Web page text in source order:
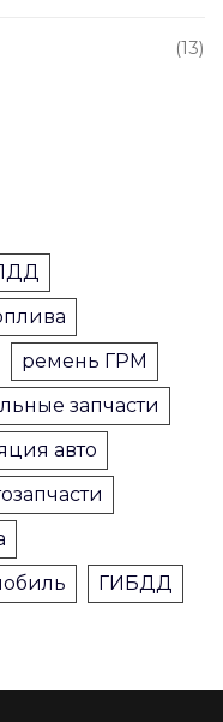
(13)
ремень ГРМ
запчасти
авто
ГИБДД